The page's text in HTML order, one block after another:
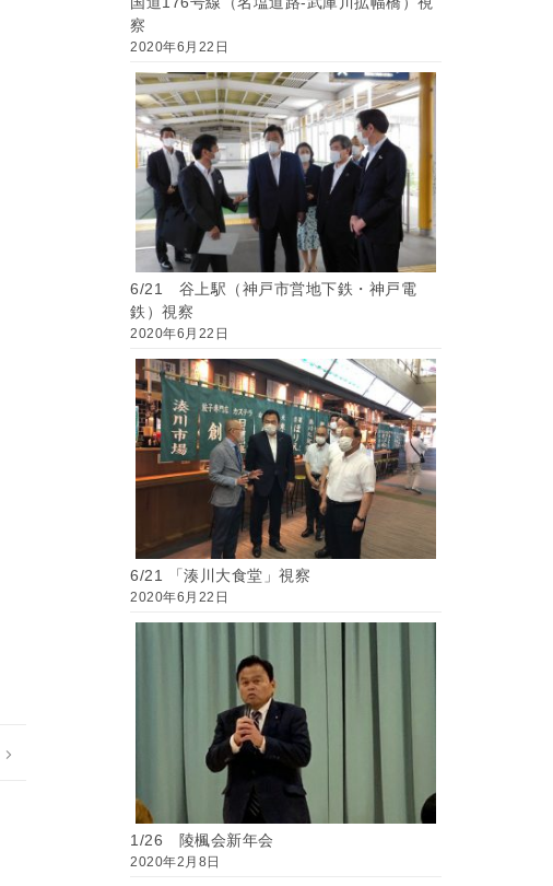
察
2020年6月22日
6/21 谷上駅（神戸市営地下鉄・神戸電
鉄）視察
2020年6月22日
6/21 「湊川大食堂」視察
2020年6月22日
1/26 陵楓会新年会
2020年2月8日